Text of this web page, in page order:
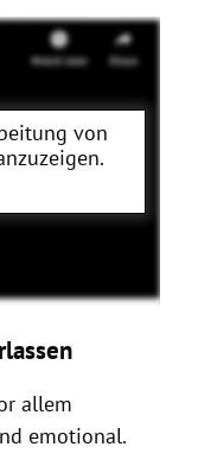
von
allem
emotional.